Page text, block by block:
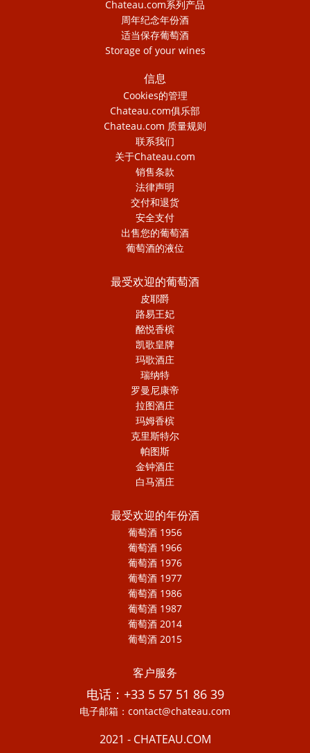
Chateau.com系列产品
周年纪念年份酒
适当保存葡萄酒
Storage of your wines
信息
Cookies的管理
Chateau.com俱乐部
Chateau.com 质量规则
联系我们
关于Chateau.com
销售条款
法律声明
交付和退货
安全支付
出售您的葡萄酒
葡萄酒的液位
最受欢迎的葡萄酒
皮耶爵
路易王妃
酩悦香槟
凯歌皇牌
玛歌酒庄
瑞纳特
罗曼尼康帝
拉图酒庄
玛姆香槟
克里斯特尔
帕图斯
金钟酒庄
白马酒庄
最受欢迎的年份酒
葡萄酒 1956
葡萄酒 1966
葡萄酒 1976
葡萄酒 1977
葡萄酒 1986
葡萄酒 1987
葡萄酒 2014
葡萄酒 2015
客户服务
电话：+33 5 57 51 86 39
电子邮箱：contact@chateau.com
2021 - CHATEAU.COM